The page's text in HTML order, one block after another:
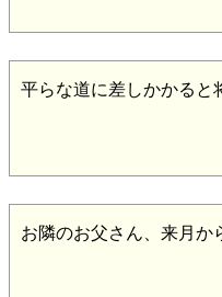
平らな道に差しかかると
お隣のお父さん、来月か